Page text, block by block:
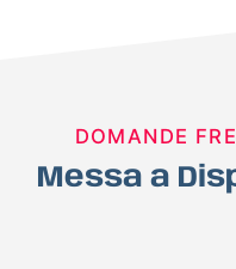
DOMANDE
Messa a